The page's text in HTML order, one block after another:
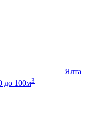
Ялта
до 100м3